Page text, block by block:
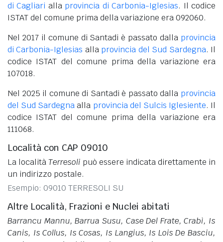
di Cagliari alla provincia di Carbonia-Iglesias. Il codice
ISTAT del comune prima della variazione era 092060.
Nel 2017 il comune di Santadi è passato dalla provincia
di Carbonia-Iglesias alla provincia del Sud Sardegna. Il
codice ISTAT del comune prima della variazione era
107018.
Nel 2025 il comune di Santadi è passato dalla provincia
del Sud Sardegnaalla provincia del Sulcis Iglesiente. Il
codice ISTAT del comune prima della variazione era
111068.
Località con CAP 09010
La localitàTerresoli può essere indicata direttamente in
un indirizzo postale.
Esempio: 09010 TERRESOLI SU
Altre Località, Frazioni e Nuclei abitati
Barrancu Mannu, Barrua Susu, Case Del Frate, Crabì, Is
Canis, Is Collus, Is Cosas, Is Langius, Is Lois De Basciu,